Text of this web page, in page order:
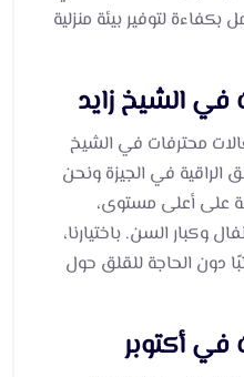
لتوفير بيئة منزلية
الشيخ زايد
محترفات في الشيخ
الراقية في الجيزة ونحن
على أعلى مستوى،
وكبار السن. باختيارنا،
دون الحاجة للقلق حول
أكتوبر